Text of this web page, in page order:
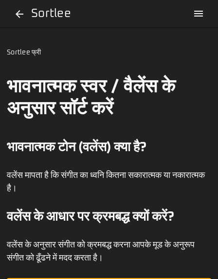
arrow_back Sortlee menu
Sortlee फ्री
भावनात्मक स्वर / वैलेंस के
अनुसार सॉर्ट करें
भावनात्मक टोन (वलेंस) क्या है?
वलेंस मापता है कि संगीत का ध्वनि कितना सकारात्मक या नकारात्मक
है।
वलेंस के आधार पर क्रमबद्ध क्यों करें?
वलेंस के अनुसार संगीत को क्रमबद्ध करना आपके मूड के अनुरूप
संगीत को ढूँढने में मदद करता है।